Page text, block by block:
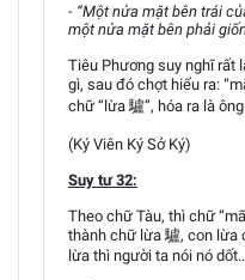
- “Một nửa mặt bên trái
một nửa mặt bên phải
Tiêu Phương suy nghĩ rất
gì, sau đó chợt hiểu ra:
chữ “lừa 驢”, hóa ra là
(Ký Viên Ký Sở Ký)
Suy tư 32:
Theo chữ Tàu, thì chữ
thành chữ lừa 驢, con lừa
lừa thì người ta nói nó